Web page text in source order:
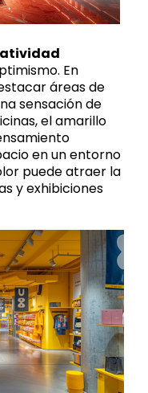
En
áreas de
sensación de
el amarillo
en un entorno
puede atraer la
y exhibiciones